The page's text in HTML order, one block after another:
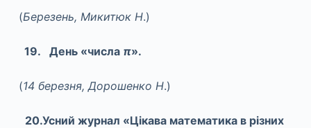
(Березень, Микитюк Н.)
19. День «числа π».
(14 березня, Дорошенко Н.)
20.Усний журнал «Цікава математика в різних